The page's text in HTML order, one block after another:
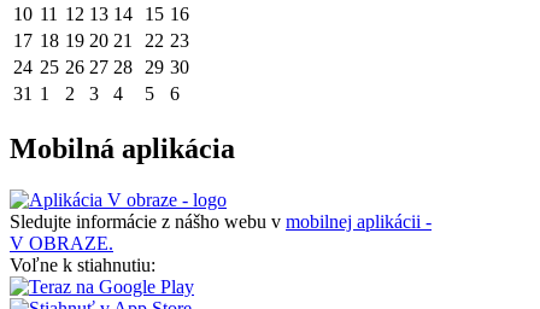
10 11 12 13 14 15 16
17 18 19 20 21 22 23
24 25 26 27 28 29 30
31 1 2 3 4 5 6
Mobilná aplikácia
Sledujte informácie z nášho webu v mobilnej aplikácii -
V OBRAZE.
Voľne k stiahnutiu: